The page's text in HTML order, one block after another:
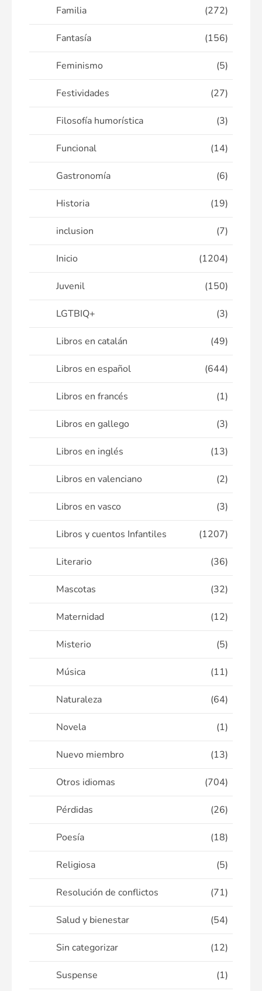
Familia (272)
Fantasía (156)
Feminismo (5)
Festividades (27)
Filosofía humorística (3)
Funcional (14)
Gastronomía (6)
Historia (19)
inclusion (7)
Inicio (1204)
Juvenil (150)
LGTBIQ+ (3)
Libros en catalán (49)
Libros en español (644)
Libros en francés (1)
Libros en gallego (3)
Libros en inglés (13)
Libros en valenciano (2)
Libros en vasco (3)
Libros y cuentos Infantiles (1207)
Literario (36)
Mascotas (32)
Maternidad (12)
Misterio (5)
Música (11)
Naturaleza (64)
Novela (1)
Nuevo miembro (13)
Otros idiomas (704)
Pérdidas (26)
Poesía (18)
Religiosa (5)
Resolución de conflictos (71)
Salud y bienestar (54)
Sin categorizar (12)
Suspense (1)